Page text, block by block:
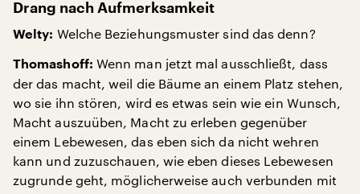
Drang nach Aufmerksamkeit
Welty: Welche Beziehungsmuster sind das denn?
Thomashoff: Wenn man jetzt mal ausschließt, dass
der das macht, weil die Bäume an einem Platz stehen,
wo sie ihn stören, wird es etwas sein wie ein Wunsch,
Macht auszuüben, Macht zu erleben gegenüber
einem Lebewesen, das eben sich da nicht wehren
kann und zuzuschauen, wie eben dieses Lebewesen
zugrunde geht, möglicherweise auch verbunden mit